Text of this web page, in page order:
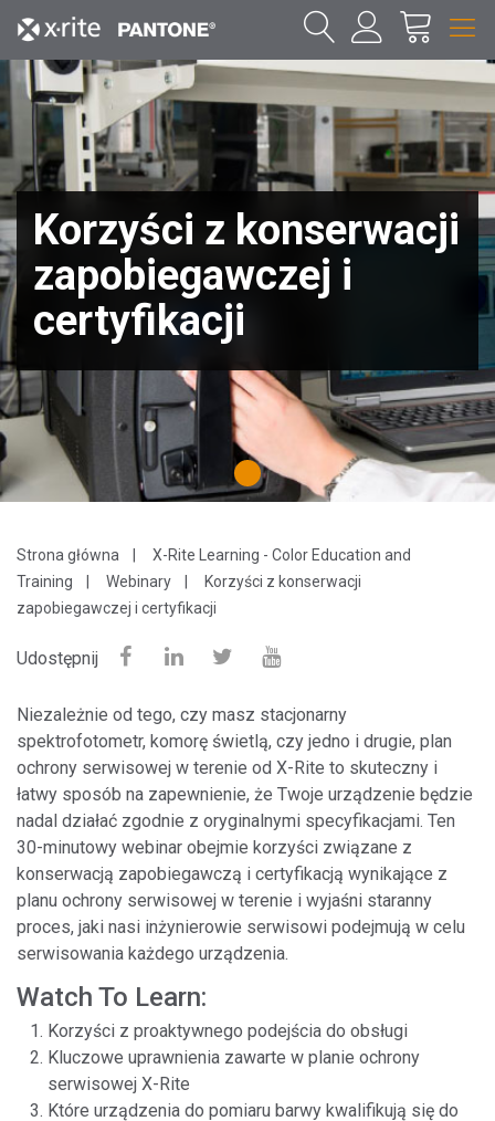
Korzyści z konserwacji
zapobiegawczej i
certyfikacji
1
Strona główna
X-Rite Learning - Color Education and
Training
Webinary
Korzyści z konserwacji
zapobiegawczej i certyfikacji
Udostępnij
Niezależnie od tego, czy masz stacjonarny
spektrofotometr, komorę świetlą, czy jedno i drugie, plan
ochrony serwisowej w terenie od X-Rite to skuteczny i
łatwy sposób na zapewnienie, że Twoje urządzenie będzie
nadal działać zgodnie z oryginalnymi specyfikacjami. Ten
30-minutowy webinar obejmie korzyści związane z
konserwacją zapobiegawczą i certyfikacją wynikające z
planu ochrony serwisowej w terenie i wyjaśni staranny
proces, jaki nasi inżynierowie serwisowi podejmują w celu
serwisowania każdego urządzenia.
Watch To Learn:
Korzyści z proaktywnego podejścia do obsługi
Kluczowe uprawnienia zawarte w planie ochrony
serwisowej X-Rite
Które urządzenia do pomiaru barwy kwalifikują się do